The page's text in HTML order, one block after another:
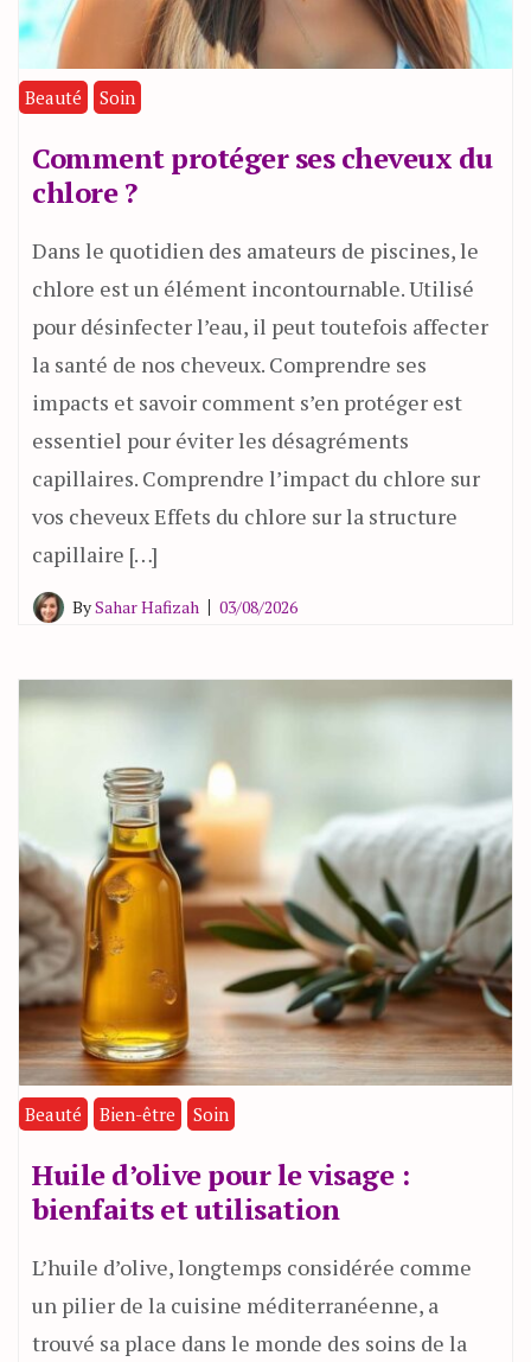
Beauté Soin
Comment protéger ses cheveux du
chlore ?
Dans le quotidien des amateurs de piscines, le
chlore est un élément incontournable. Utilisé
pour désinfecter l’eau, il peut toutefois affecter
la santé de nos cheveux. Comprendre ses
impacts et savoir comment s’en protéger est
essentiel pour éviter les désagréments
capillaires. Comprendre l’impact du chlore sur
vos cheveux Effets du chlore sur la structure
capillaire […]
BySahar Hafizah 03/08/2026
Beauté Bien-être Soin
Huile d’olive pour le visage :
bienfaits et utilisation
L’huile d’olive, longtemps considérée comme
un pilier de la cuisine méditerranéenne, a
trouvé sa place dans le monde des soins de la